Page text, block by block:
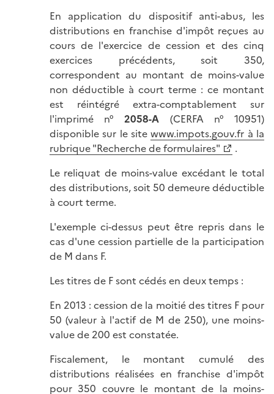
En application du dispositif anti-abus, les
distributions en franchise d'impôt reçues au
cours de l'exercice de cession et des cinq
exercices précédents, soit 350,
correspondent au montant de moins-value
non déductible à court terme : ce montant
est réintégré extra-comptablement sur
l'imprimé n°2058-A (CERFA n° 10951)
disponible sur le sitewww.impots.gouv.fr à la
rubrique "Recherche de formulaires"
.
Le reliquat de moins-value excédant le total
des distributions, soit 50 demeure déductible
à court terme.
L'exemple ci-dessus peut être repris dans le
cas d'une cession partielle de la participation
de M dans F.
Les titres de F sont cédés en deux temps :
En 2013 : cession de la moitié des titres F pour
50 (valeur à l'actif de M de 250), une moins-
value de 200 est constatée.
Fiscalement, le montant cumulé des
distributions réalisées en franchise d'impôt
pour 350 couvre le montant de la moins-